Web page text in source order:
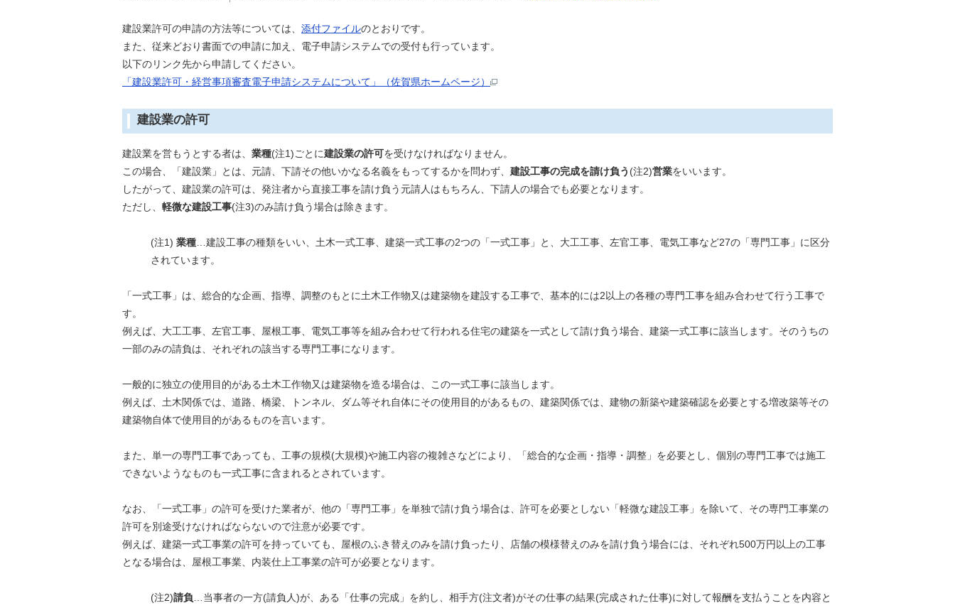
建設業許可の申請の方法等については、 添付ファイルのとおりです。
また、従来どおり書面での申請に加え、電子申請システムでの受付も行っています。
以下のリンク先から申請してください。
「建設業許可・経営事項審査電子申請システムについて」（佐賀県ホームページ）
建設業の許可
建設業を営もうとする者は、 業種(注1)ごとに建設業の許可を受けなければなりません。
この場合、「建設業」とは、元請、下請その他いかなる名義をもってするかを問わず、 建設工事の完成を請け負う (注2)営業をいいます。
したがって、建設業の許可は、発注者から直接工事を請け負う元請人はもちろん、下請人の場合でも必要となります。
ただし、 軽微な建設工事(注3)のみ請け負う場合は除きます。
(注1) 業種 …建設工事の種類をいい、土木一式工事、建築一式工事の2つの「一式工事」と、大工工事、左官工事、電気工事など27の「専門工事」に区分
されています。
「一式工事」は、総合的な企画、指導、調整のもとに土木工作物又は建築物を建設する工事で、基本的には2以上の各種の専門工事を組み合わせて行う工事で
す。
例えば、大工工事、左官工事、屋根工事、電気工事等を組み合わせて行われる住宅の建築を一式として請け負う場合、建築一式工事に該当します。そのうちの
一部のみの請負は、それぞれの該当する専門工事になります。
一般的に独立の使用目的がある土木工作物又は建築物を造る場合は、この一式工事に該当します。
例えば、土木関係では、道路、橋梁、トンネル、ダム等それ自体にその使用目的があるもの、建築関係では、建物の新築や建築確認を必要とする増改築等その
建築物自体で使用目的があるものを言います。
また、単一の専門工事であっても、工事の規模(大規模)や施工内容の複雑さなどにより、「総合的な企画・指導・調整」を必要とし、個別の専門工事では施工
できないようなものも一式工事に含まれるとされています。
なお、「一式工事」の許可を受けた業者が、他の「専門工事」を単独で請け負う場合は、許可を必要としない「軽微な建設工事」を除いて、その専門工事業の
許可を別途受けなければならないので注意が必要です。
例えば、建築一式工事業の許可を持っていても、屋根のふき替えのみを請け負ったり、店舗の模様替えのみを請け負う場合には、それぞれ500万円以上の工事
となる場合は、屋根工事業、内装仕上工事業の許可が必要となります。
(注2)請負 …当事者の一方(請負人)が、ある「仕事の完成」を約し、相手方(注文者)がその仕事の結果(完成された仕事)に対して報酬を支払うことを内容と